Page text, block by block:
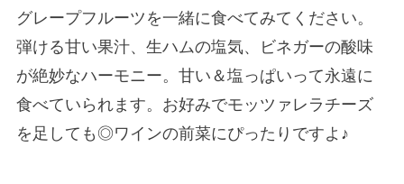
グレープフルーツを一緒に食べてみてください。
弾ける甘い果汁、生ハムの塩気、ビネガーの酸味
が絶妙なハーモニー。甘い＆塩っぱいって永遠に
食べていられます。お好みでモッツァレラチーズ
を足しても◎ワインの前菜にぴったりですよ♪